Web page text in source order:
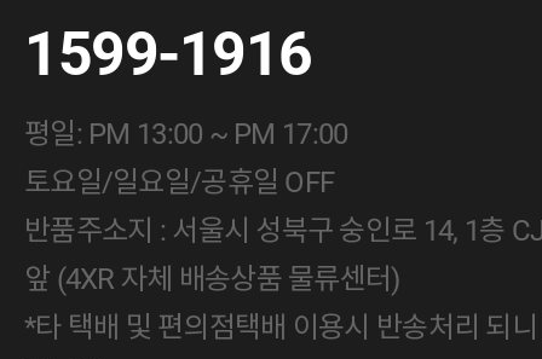
1599-1916
평일: PM 13:00 ~ PM 17:00
토요일/일요일/공휴일 OFF
반품주소지 : 서울시 성북구 숭인로 14, 1층
앞 (4XR 자체 배송상품 물류센터)
*타 택배 및 편의점택배 이용시 반송처리 되